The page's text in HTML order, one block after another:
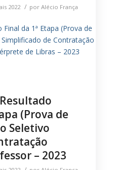
2022 / por Alécio França
da 1ª Etapa (Prova de
de Contratação
de Libras – 2023
(Prova de
Seletivo
– 2023